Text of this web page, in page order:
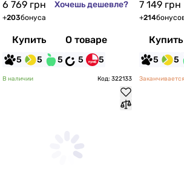
6 769 грн Хочешь дешевле?
+203бонуса
Купить О товаре
5 5 5 5 5
7 149 грн
+214
Купить
5 5
В наличии Код: 322133 Заканчивается